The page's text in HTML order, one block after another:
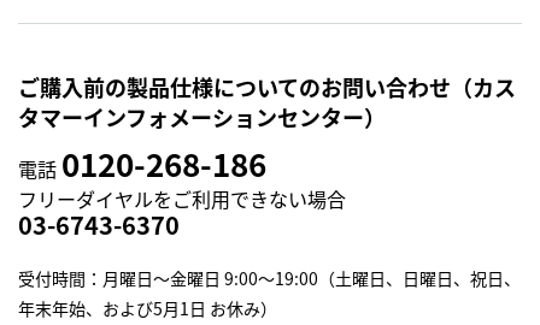
ご購入前の製品仕様についてのお問い合わせ（カス
タマーインフォメーションセンター）
電話 0120-268-186
フリーダイヤルをご利用できない場合
03-6743-6370
受付時間：月曜日～金曜日 9:00～19:00（土曜日、日曜日、祝日、
年末年始、および5月1日 お休み）